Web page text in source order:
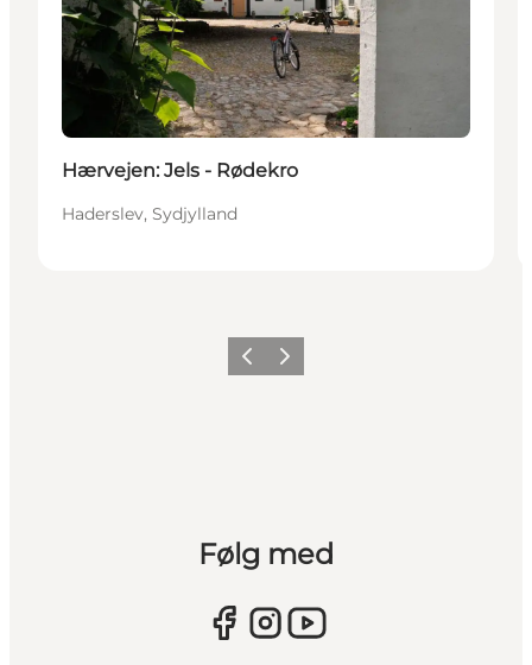
Hærvejen: Jels - Rødekro
Haderslev, Sydjylland
ForrigeNæste
Følg med